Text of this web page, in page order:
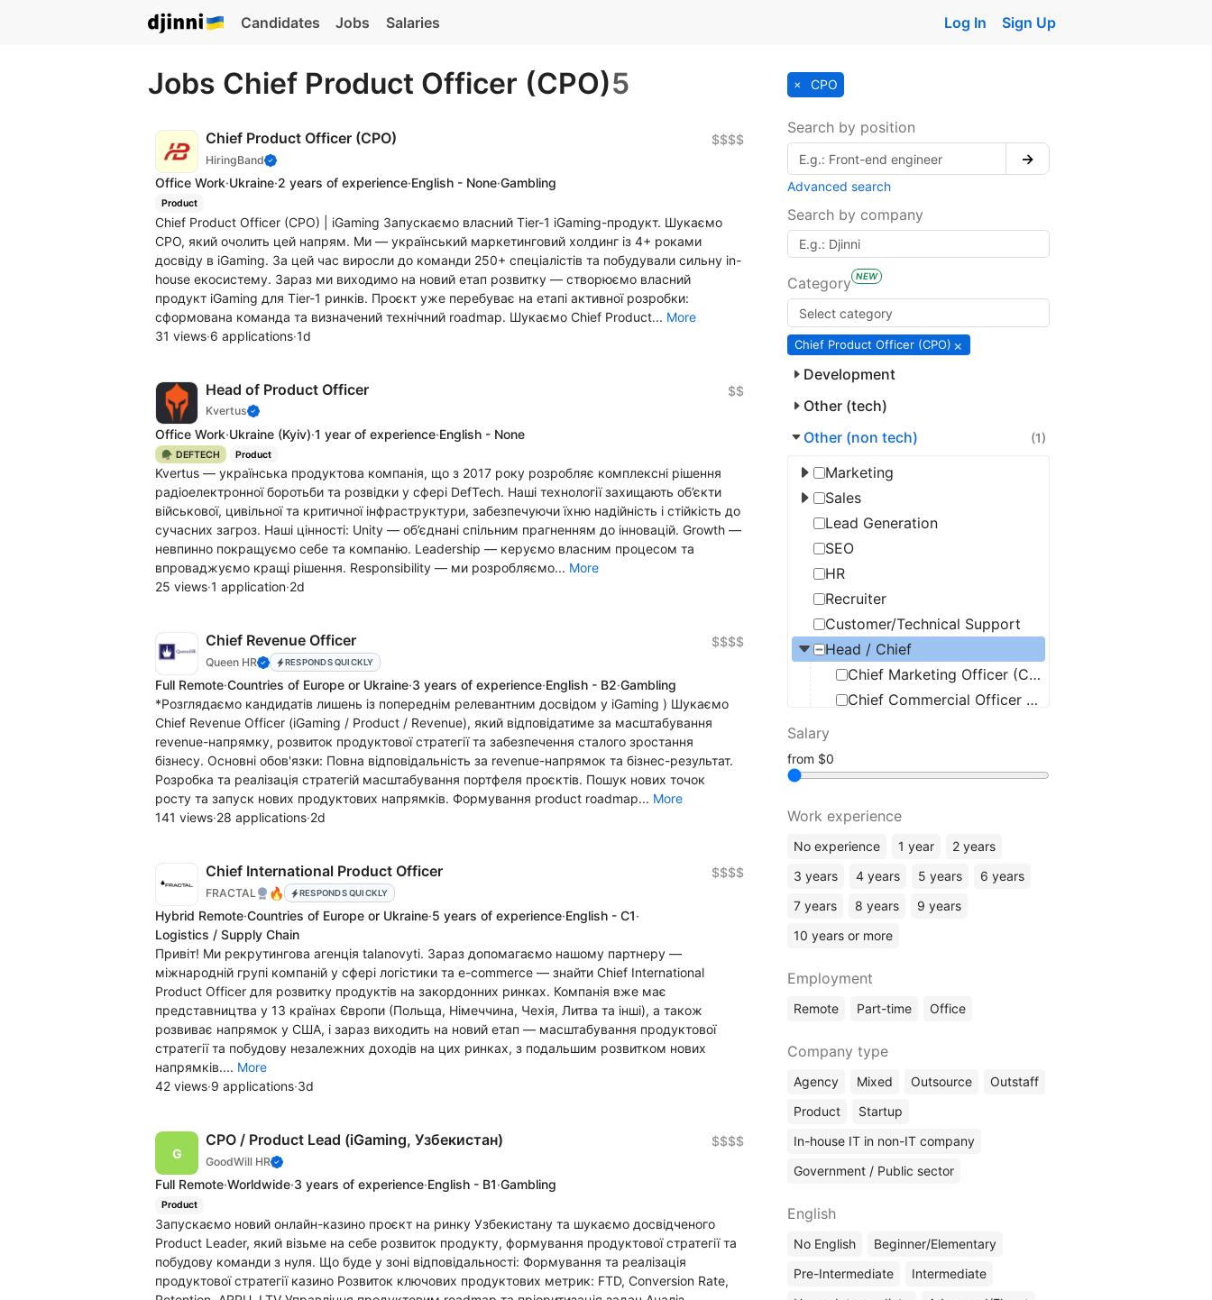
Candidates Jobs Salaries Log In Sign Up
Jobs Chief Product Officer (CPO)5
Chief Product Officer (CPO)
HiringBand
$$$$
Office Work·Ukraine·2 years of experience·English - None·Gambling
Product
Chief Product Officer (CPO) | iGaming Запускаємо власний Tier-1 iGaming-продукт. Шукаємо
CPO, який очолить цей напрям. Ми — український маркетинговий холдинг із 4+ роками
досвіду в iGaming. За цей час виросли до команди 250+ спеціалістів та побудували сильну in-
house екосистему. Зараз ми виходимо на новий етап розвитку — створюємо власний
продукт iGaming для Tier-1 ринків. Проєкт уже перебуває на етапі активної розробки:
сформована команда та визначений технічний roadmap. Шукаємо Chief Product... More
31 views·6 applications·1d
Head of Product Officer
Kvertus
$$
Office Work·Ukraine (Kyiv)·1 year of experience·English - None
🪖 DEFTECH Product
Kvertus — українська продуктова компанія, що з 2017 року розробляє комплексні рішення
радіоелектронної боротьби та розвідки у сфері DefTech. Наші технології захищають об’єкти
військової, цивільної та критичної інфраструктури, забезпечуючи їхню надійність і стійкість до
сучасних загроз. Наші цінності: Unity — об’єднані спільним прагненням до інновацій. Growth —
невпинно покращуємо себе та компанію. Leadership — керуємо власним процесом та
впроваджуємо кращі рішення. Responsibility — ми розробляємо... More
25 views·1 application·2d
Chief Revenue Officer
Queen HR RESPONDS QUICKLY
$$$$
Full Remote·Countries of Europe or Ukraine·3 years of experience·English - B2·Gambling
*Розглядаємо кандидатів лишень із попереднім релевантним досвідом у iGaming ) Шукаємо
Chief Revenue Officer (iGaming / Product / Revenue), який відповідатиме за масштабування
revenue-напрямку, розвиток продуктової стратегії та забезпечення сталого зростання
бізнесу. Основні обов'язки: Повна відповідальність за revenue-напрямок та бізнес-результат.
Розробка та реалізація стратегій масштабування портфеля проєктів. Пошук нових точок
росту та запуск нових продуктових напрямків. Формування product roadmap... More
141 views·28 applications·2d
Chief International Product Officer
FRACTAL 🔥 RESPONDS QUICKLY
$$$$
Hybrid Remote·Countries of Europe or Ukraine·5 years of experience·English - C1·
Logistics / Supply Chain
Привіт! Ми рекрутингова агенція talanovyti. Зараз допомагаємо нашому партнеру —
міжнародній групі компаній у сфері логістики та e-commerce — знайти Chief International
Product Officer для розвитку продуктів на закордонних ринках. Компанія вже має
представництва у 13 країнах Європи (Польща, Німеччина, Чехія, Литва та інші), а також
розвиває напрямок у США, і зараз виходить на новий етап — масштабування продуктової
стратегії та побудову незалежних доходів на цих ринках, з подальшим розвитком нових
напрямків.... More
42 views·9 applications·3d
CPO / Product Lead (iGaming, Узбекистан)
GoodWill HR
$$$$
Full Remote·Worldwide·3 years of experience·English - B1·Gambling
Product
Запускаємо новий онлайн-казино проєкт на ринку Узбекистану та шукаємо досвідченого
Product Leader, який візьме на себе розвиток продукту, формування продуктової стратегії та
побудову команди з нуля. Що буде у зоні відповідальності: Формування та реалізація
продуктової стратегії казино Розвиток ключових продуктових метрик: FTD, Conversion Rate,
CPO
Search by position
→
Advanced search
Search by company
Category NEW
Chief Product Officer (CPO) ×
Development
Other (tech)
Other (non tech)
(1)
Marketing
Sales
Lead Generation
SEO
HR
Recruiter
Customer/Technical Support
Head / Chief
Chief Marketing Officer (CMO)
Chief Commercial Officer (CCO)
Chief Operating Officer (COO)
Chief Product Officer (CPO)
Finances
Salary
from
Work experience
No experience 1 year
2 years
3 years
4 years 5 years
6 years
7 years
8 years
9 years
10 years or more
Employment
Remote Part-time Office
Company type
Agency Mixed Outsource
Outstaff
Product
Startup
In-house IT in non-IT company
Government / Public sector
English
No English
Beginner/Elementary
Pre-Intermediate
Intermediate